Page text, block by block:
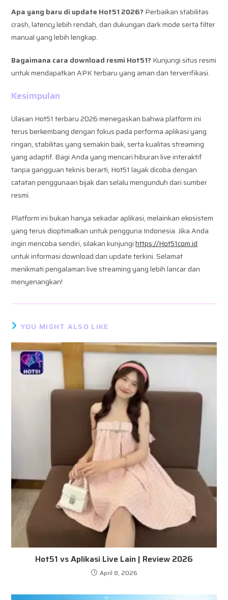
Apa yang baru di update Hot51 2026? Perbaikan stabilitas
crash, latency lebih rendah, dan dukungan dark mode serta filter
manual yang lebih lengkap.
Bagaimana cara download resmi Hot51? Kunjungi situs resmi
untuk mendapatkan APK terbaru yang aman dan terverifikasi.
Kesimpulan
Ulasan Hot51 terbaru 2026 menegaskan bahwa platform ini
terus berkembang dengan fokus pada performa aplikasi yang
ringan, stabilitas yang semakin baik, serta kualitas streaming
yang adaptif. Bagi Anda yang mencari hiburan live interaktif
tanpa gangguan teknis berarti, Hot51 layak dicoba dengan
catatan penggunaan bijak dan selalu mengunduh dari sumber
resmi.
Platform ini bukan hanya sekadar aplikasi, melainkan ekosistem
yang terus dioptimalkan untuk pengguna Indonesia. Jika Anda
ingin mencoba sendiri, silakan kunjungihttps://Hot51com.id
untuk informasi download dan update terkini. Selamat
menikmati pengalaman live streaming yang lebih lancar dan
menyenangkan!
YOU MIGHT ALSO LIKE
Hot51 vs Aplikasi Live Lain | Review 2026
April 8, 2026